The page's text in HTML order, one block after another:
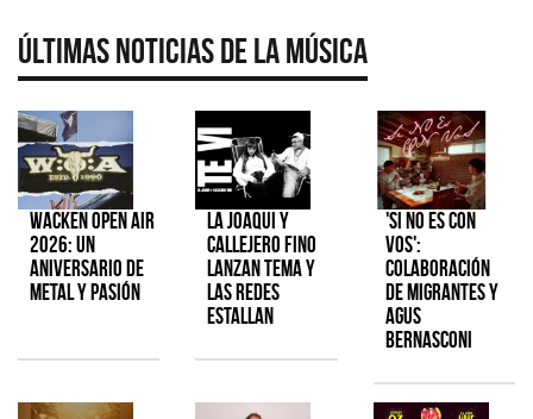
Últimas Noticias de la Música
Wacken Open Air
2026: Un
aniversario de
metal y pasión
La Joaqui y
Callejero Fino
lanzan tema y
las redes
estallan
'Si No Es Con
Vos':
colaboración
de Migrantes y
Agus
Bernasconi